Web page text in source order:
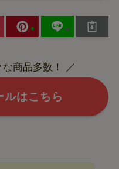
商品多数！ ／
ルはこちら